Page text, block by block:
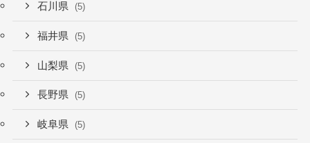
石川県 (5)
福井県 (5)
山梨県 (5)
長野県 (5)
岐阜県 (5)